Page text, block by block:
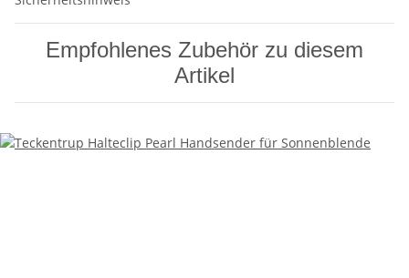
Empfohlenes Zubehör zu diesem
Artikel